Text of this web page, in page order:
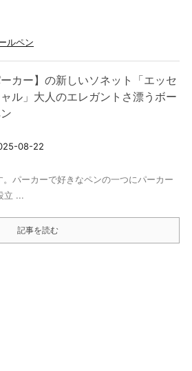
ルペン
ーカー】の新しいソネット「エッセ
ル」大人のエレガントさ漂うボー
08-22
。パーカーで好きなペンの一つにパーカー
立 ...
記事を読む